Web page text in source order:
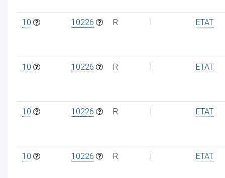
10 10226 R I ETAT
10 10226 R I ETAT
10 10226 R I ETAT
10 10226 R I ETAT